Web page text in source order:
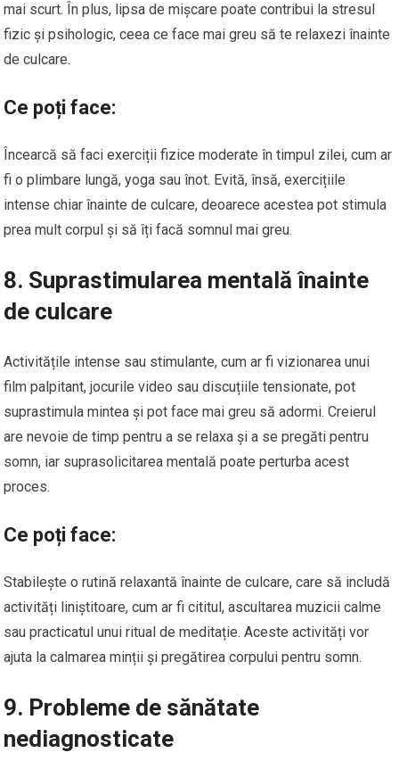
mai scurt. În plus, lipsa de mișcare poate contribui la stresul
fizic și psihologic, ceea ce face mai greu să te relaxezi înainte
de culcare.
Ce poți face:
Încearcă să faci exerciții fizice moderate în timpul zilei, cum ar
fi o plimbare lungă, yoga sau înot. Evită, însă, exercițiile
intense chiar înainte de culcare, deoarece acestea pot stimula
prea mult corpul și să îți facă somnul mai greu.
8. Suprastimularea mentală înainte
de culcare
Activitățile intense sau stimulante, cum ar fi vizionarea unui
film palpitant, jocurile video sau discuțiile tensionate, pot
suprastimula mintea și pot face mai greu să adormi. Creierul
are nevoie de timp pentru a se relaxa și a se pregăti pentru
somn, iar suprasolicitarea mentală poate perturba acest
proces.
Ce poți face:
Stabilește o rutină relaxantă înainte de culcare, care să includă
activități liniștitoare, cum ar fi cititul, ascultarea muzicii calme
sau practicatul unui ritual de meditație. Aceste activități vor
ajuta la calmarea minții și pregătirea corpului pentru somn.
9. Probleme de sănătate
nediagnosticate